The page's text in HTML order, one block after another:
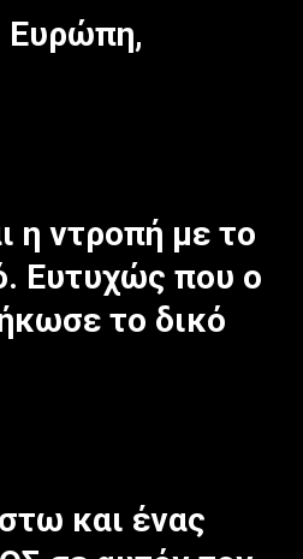
Ευρώπη,
η ντροπή με το
Ευτυχώς που ο
το δικό
και ένας